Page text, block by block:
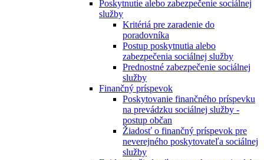
Poskytnutie alebo zabezpečenie sociálnej
služby
Kritériá pre zaradenie do
poradovníka
Postup poskytnutia alebo
zabezpečenia sociálnej služby
Prednostné zabezpečenie sociálnej
služby
Finančný príspevok
Poskytovanie finančného príspevku
na prevádzku sociálnej služby -
postup občan
Žiadosť o finančný príspevok pre
neverejného poskytovateľa sociálnej
služby